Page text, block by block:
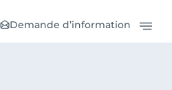
Demande d’information